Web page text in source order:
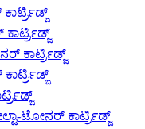
ಕಾರ್ಟ್ರಿಡ್ಜ್
ಟೋನರ್ ಕಾರ್ಟ್ರಿಡ್ಜ್